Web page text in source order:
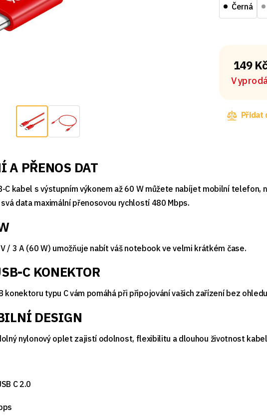
Černá
149 Kč
Přidat
A PŘENOS DAT
C kabel s výstupním výkonem až 60 W můžete nabíjet mobilní
data maximální přenosovou rychlostí 480 Mbps.
/ 3 A (60 W) umožňuje nabít váš notebook ve velmi krátkém čase.
C KONEKTOR
konektoru typu C vám pomáhá při připojování vašich zařízení bez
DESIGN
nylonový oplet zajistí odolnost, flexibilitu a dlouhou životnost
C 2.0